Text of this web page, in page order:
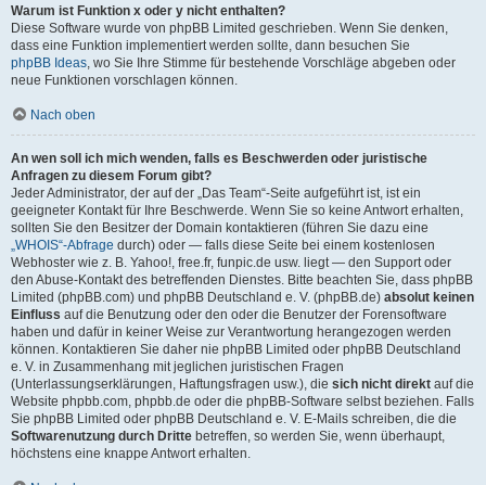
Warum ist Funktion x oder y nicht enthalten?
Diese Software wurde von phpBB Limited geschrieben. Wenn Sie denken,
dass eine Funktion implementiert werden sollte, dann besuchen Sie
phpBB Ideas, wo Sie Ihre Stimme für bestehende Vorschläge abgeben oder
neue Funktionen vorschlagen können.
Nach oben
An wen soll ich mich wenden, falls es Beschwerden oder juristische
Anfragen zu diesem Forum gibt?
Jeder Administrator, der auf der „Das Team“-Seite aufgeführt ist, ist ein
geeigneter Kontakt für Ihre Beschwerde. Wenn Sie so keine Antwort erhalten,
sollten Sie den Besitzer der Domain kontaktieren (führen Sie dazu eine
„WHOIS“-Abfrage durch) oder — falls diese Seite bei einem kostenlosen
Webhoster wie z. B. Yahoo!, free.fr, funpic.de usw. liegt — den Support oder
den Abuse-Kontakt des betreffenden Dienstes. Bitte beachten Sie, dass phpBB
Limited (phpBB.com) und phpBB Deutschland e. V. (phpBB.de) absolut keinen
Einfluss auf die Benutzung oder den oder die Benutzer der Forensoftware
haben und dafür in keiner Weise zur Verantwortung herangezogen werden
können. Kontaktieren Sie daher nie phpBB Limited oder phpBB Deutschland
e. V. in Zusammenhang mit jeglichen juristischen Fragen
(Unterlassungserklärungen, Haftungsfragen usw.), die sich nicht direkt auf die
Website phpbb.com, phpbb.de oder die phpBB-Software selbst beziehen. Falls
Sie phpBB Limited oder phpBB Deutschland e. V. E-Mails schreiben, die die
Softwarenutzung durch Dritte betreffen, so werden Sie, wenn überhaupt,
höchstens eine knappe Antwort erhalten.